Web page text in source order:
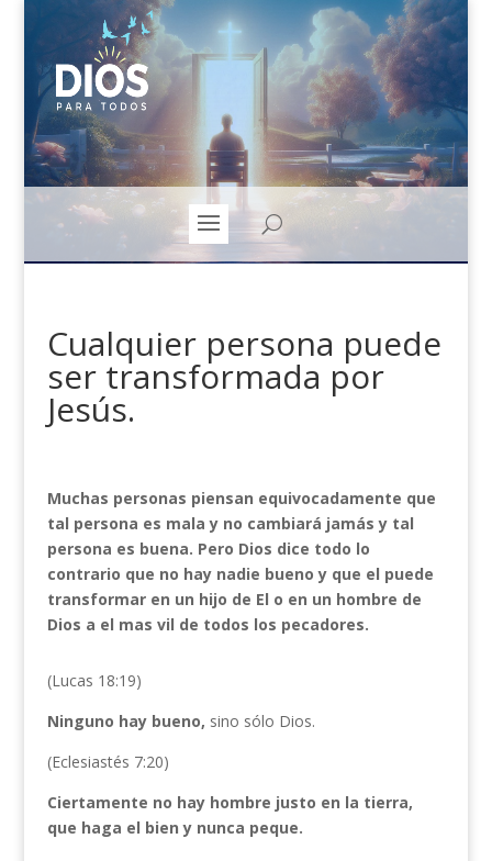
Cualquier persona puede
ser transformada por
Jesús.
Muchas personas piensan equivocadamente que
tal persona es mala y no cambiará jamás y tal
persona es buena. Pero Dios dice todo lo
contrario que no hay nadie bueno y que el puede
transformar en un hijo de El o en un hombre de
Dios a el mas vil de todos los pecadores.
(Lucas 18:19)
Ninguno hay bueno, sino sólo Dios.
(Eclesiastés 7:20)
Ciertamente no hay hombre justo en la tierra,
que haga el bien y nunca peque.